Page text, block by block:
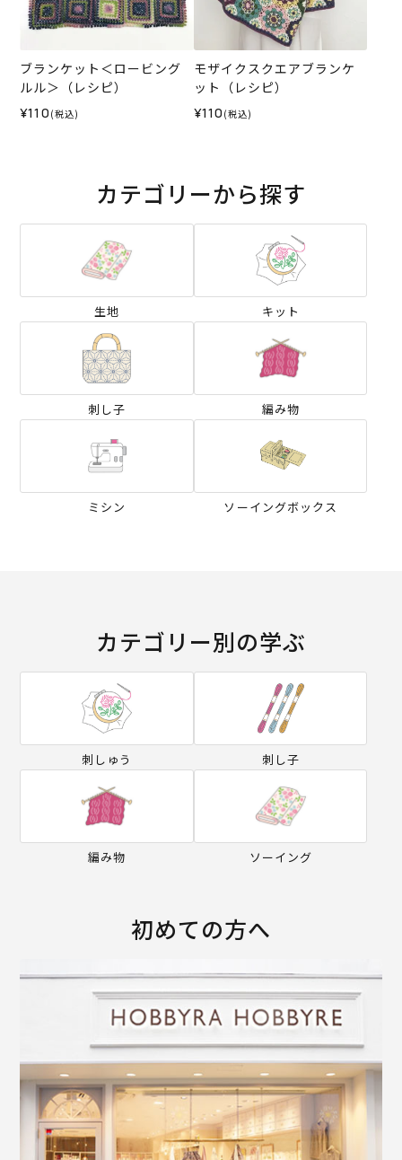
ブランケット＜ロービング
ルル＞（レシピ）
¥110 (税込)
モザイクスクエアブランケ
ット（レシピ）
¥110 (税込)
カテゴリーから探す
生地 キット
刺し子 編み物
ミシン ソーイングボックス
カテゴリー別の学ぶ
刺しゅう 刺し子
編み物 ソーイング
初めての方へ